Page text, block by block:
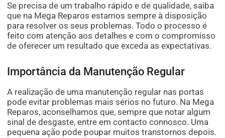
Se precisa de um trabalho rápido e de qualidade, saiba
que na Mega Reparos estamos sempre à disposição
para resolver os seus problemas. Todo o processo é
feito com atenção aos detalhes e com o compromisso
de oferecer um resultado que exceda as expectativas.
Importância da Manutenção Regular
A realização de uma manutenção regular nas portas
pode evitar problemas mais sérios no futuro. Na Mega
Reparos, aconselhamos que, sempre que notar algum
sinal de desgaste, entre em contacto connosco. Uma
pequena ação pode poupar muitos transtornos depois.